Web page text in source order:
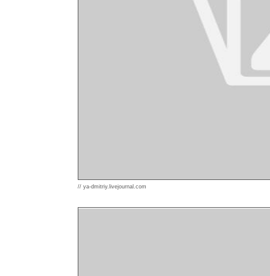
// ya-dmitriy.livejournal.com